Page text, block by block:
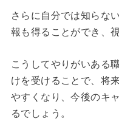
さらに自分では知らな
報も得ることができ、
こうしてやりがいある
けを受けることで、将
やすくなり、今後のキ
るでしょう。